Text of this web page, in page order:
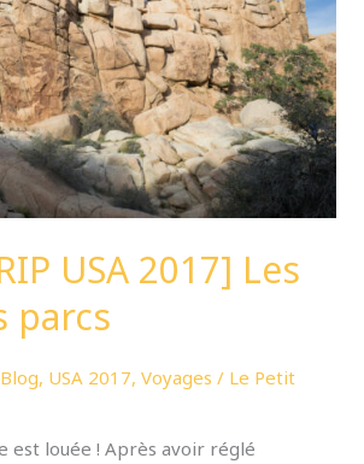
USA 2017] Les
parcs
Blog, USA 2017,Voyages / Le Petit
est louée ! Après avoir réglé